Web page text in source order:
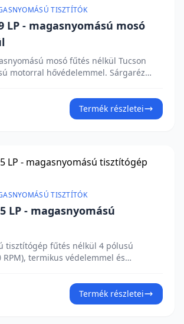
a pisztoly elengedésekor,
manométerrel a pontos
Az ergonomikus fogantyú és a
kezelést biztosít. Érdekli az
TISZTÍTÓK
LP - magasnyomású mosó
mosó fűtés nélkül Tucson
motorral hővédelemmel. Sárgaréz
szeleppel stabil teljesítményt biztosít.
automatikusan kikapcsolja a
ravaszának elengedésekor. A gép
és glicerinfürdős manométerrel
az árajánlat?
Termék részletei
TISZTÍTÓK
LP - magasnyomású
tisztítógép fűtés nélkül 4 pólusú
RPM), termikus védelemmel és
és beépített bypass szeleppel.
rozsdamentes acél szívó- és
mosószertartály és
Termék részletei